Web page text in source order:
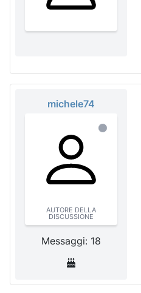
michele74
AUTORE DELLA
DISCUSSIONE
Messaggi: 18